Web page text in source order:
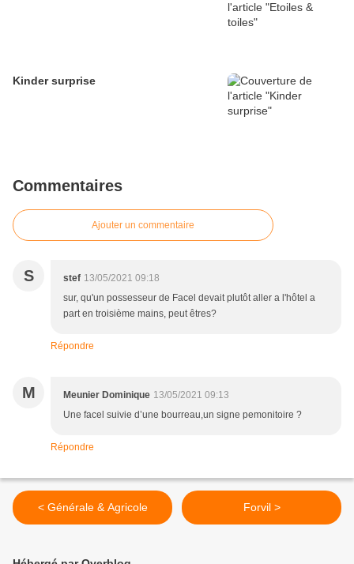
Kinder surprise
Commentaires
Ajouter un commentaire
S stef 13/05/2021 09:18
sur, qu'un possesseur de Facel devait plutôt aller a l'hôtel a
part en troisième mains, peut êtres?
Répondre
M Meunier Dominique 13/05/2021 09:13
Une facel suivie d’une bourreau,un signe pemonitoire ?
Répondre
< Générale & Agricole Forvil >